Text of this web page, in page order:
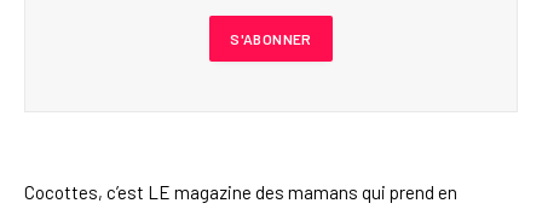
Cocottes, c’est LE magazine des mamans qui prend en